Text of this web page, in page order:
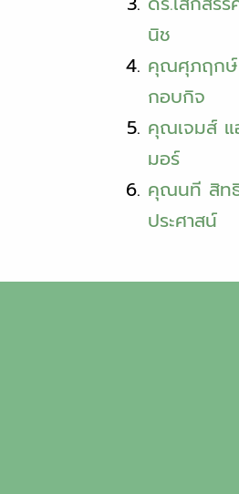
นิช
คุณศุภฤก
กอบกิจ
คุณเจมส์ แ
มอร์
คุณนที สิท
ประศาสน์